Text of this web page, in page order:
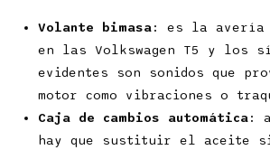
Volante bimasa:
es la avería
en las Volkswagen T5 y los
evidentes son sonidos que
motor como vibraciones o
Caja de cambios automática:
hay que sustituir el aceite